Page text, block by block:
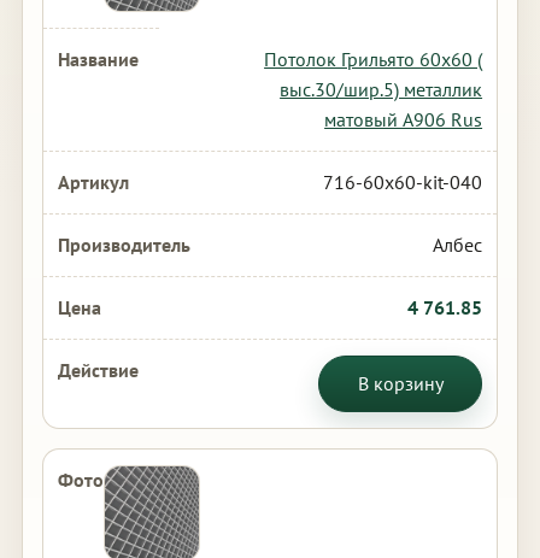
Потолок Грильято 60х60 (
выс.30/шир.5) металлик
матовый А906 Rus
716-60x60-kit-040
Албес
4 761.85
В корзину